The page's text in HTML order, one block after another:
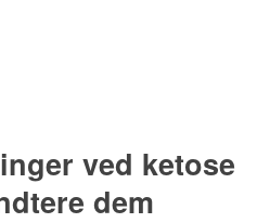
ved ketose
dem